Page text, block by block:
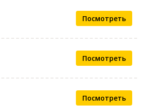
Посмотреть
Посмотреть
Посмотреть